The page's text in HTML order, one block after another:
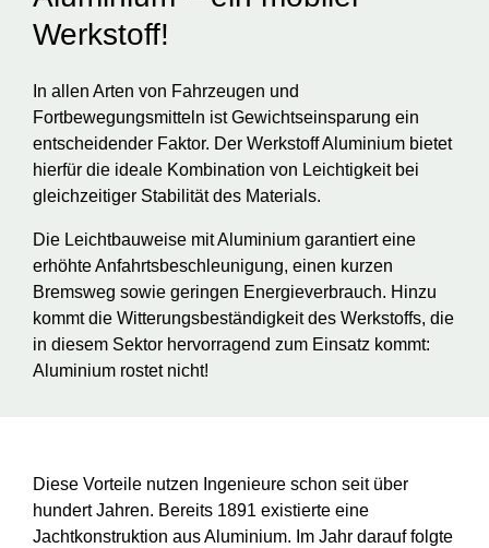
Werkstoff!
In allen Arten von Fahrzeugen und
Fortbewegungsmitteln ist Gewichtseinsparung ein
entscheidender Faktor. Der Werkstoff Aluminium bietet
hierfür die ideale Kombination von Leichtigkeit bei
gleichzeitiger Stabilität des Materials.
Die Leichtbauweise mit Aluminium garantiert eine
erhöhte Anfahrtsbeschleunigung, einen kurzen
Bremsweg sowie geringen Energieverbrauch. Hinzu
kommt die Witterungsbeständigkeit des Werkstoffs, die
in diesem Sektor hervorragend zum Einsatz kommt:
Aluminium rostet nicht!
Diese Vorteile nutzen Ingenieure schon seit über
hundert Jahren. Bereits 1891 existierte eine
Jachtkonstruktion aus Aluminium. Im Jahr darauf folgte